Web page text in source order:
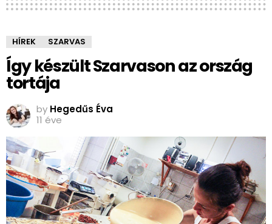
HÍREK SZARVAS
Így készült Szarvason az ország
tortája
by Hegedűs Éva
11 éve